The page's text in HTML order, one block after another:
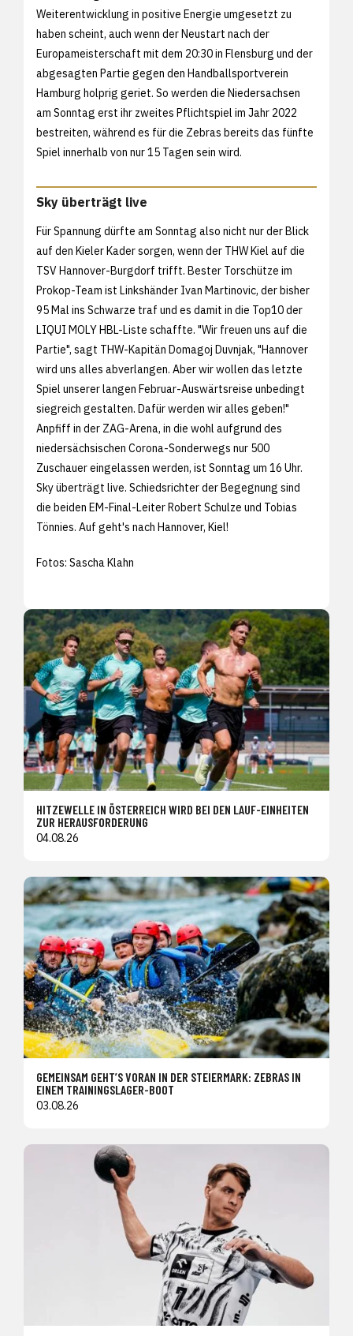
Weiterentwicklung in positive Energie umgesetzt zu
haben scheint, auch wenn der Neustart nach der
Europameisterschaft mit dem 20:30 in Flensburg und der
abgesagten Partie gegen den Handballsportverein
Hamburg holprig geriet. So werden die Niedersachsen
am Sonntag erst ihr zweites Pflichtspiel im Jahr 2022
bestreiten, während es für die Zebras bereits das fünfte
Spiel innerhalb von nur 15 Tagen sein wird.
Sky überträgt live
Für Spannung dürfte am Sonntag also nicht nur der Blick
auf den Kieler Kader sorgen, wenn der THW Kiel auf die
TSV Hannover-Burgdorf trifft. Bester Torschütze im
Prokop-Team ist Linkshänder Ivan Martinovic, der bisher
95 Mal ins Schwarze traf und es damit in die Top10 der
LIQUI MOLY HBL-Liste schaffte. "Wir freuen uns auf die
Partie", sagt THW-Kapitän Domagoj Duvnjak, "Hannover
wird uns alles abverlangen. Aber wir wollen das letzte
Spiel unserer langen Februar-Auswärtsreise unbedingt
siegreich gestalten. Dafür werden wir alles geben!"
Anpfiff in der ZAG-Arena, in die wohl aufgrund des
niedersächsischen Corona-Sonderwegs nur 500
Zuschauer eingelassen werden, ist Sonntag um 16 Uhr.
Sky überträgt live. Schiedsrichter der Begegnung sind
die beiden EM-Final-Leiter Robert Schulze und Tobias
Tönnies. Auf geht's nach Hannover, Kiel!
Fotos: Sascha Klahn
HITZEWELLE IN ÖSTERREICH WIRD BEI DEN LAUF-EINHEITEN
ZUR HERAUSFORDERUNG
04.08.26
GEMEINSAM GEHT’S VORAN IN DER STEIERMARK: ZEBRAS IN
EINEM TRAININGSLAGER-BOOT
03.08.26